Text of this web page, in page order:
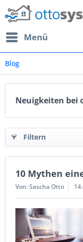
Menü
Blog
Neuigkeiten bei
Filtern
10 Mythen
Von: Sascha Otto